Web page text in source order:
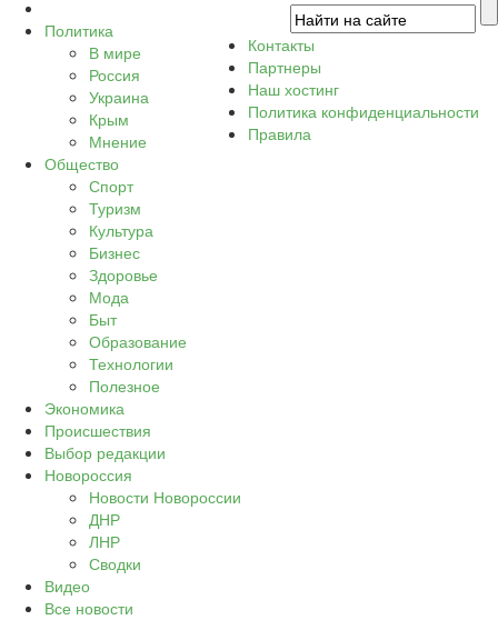
Политика
В мире
Россия
Украина
Крым
Мнение
Общество
Спорт
Туризм
Культура
Бизнес
Здоровье
Мода
Быт
Образование
Технологии
Полезное
Экономика
Происшествия
Выбор редакции
Новороссия
Новости Новороссии
ДНР
ЛНР
Сводки
Видео
Все новости
Контакты
Партнеры
Наш хостинг
Политика конфиденциальности
Правила